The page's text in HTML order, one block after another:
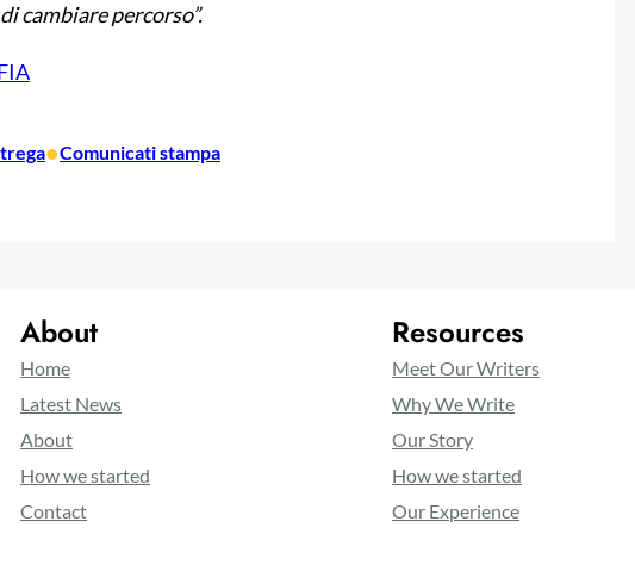
cambiare percorso”.
•Comunicati stampa
About
Home
Latest News
About
How we started
Contact
Resources
Meet Our Writers
Why We Write
Our Story
How we started
Our Experience